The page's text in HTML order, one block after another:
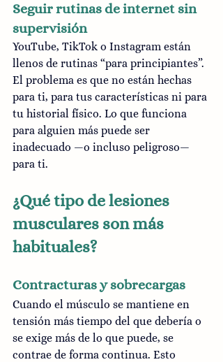
Seguir rutinas de internet sin
supervisión
YouTube, TikTok o Instagram están
llenos de rutinas “para principiantes”.
El problema es que no están hechas
para ti, para tus características ni para
tu historial físico. Lo que funciona
para alguien más puede ser
inadecuado —o incluso peligroso—
para ti.
¿Qué tipo de lesiones
musculares son más
habituales?
Contracturas y sobrecargas
Cuando el músculo se mantiene en
tensión más tiempo del que debería o
se exige más de lo que puede, se
contrae de forma continua. Esto